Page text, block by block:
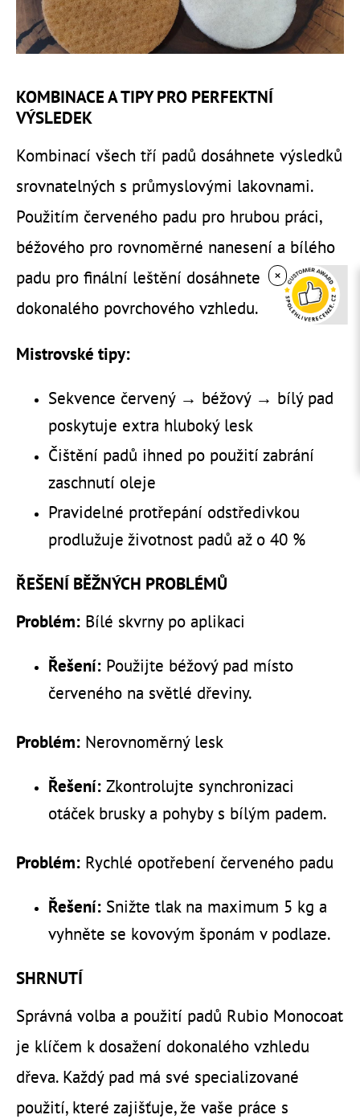
KOMBINACE A TIPY PRO PERFEKTNÍ
VÝSLEDEK
Kombinací všech tří padů dosáhnete výsledků
srovnatelných s průmyslovými lakovnami.
Použitím červeného padu pro hrubou práci,
béžového pro rovnoměrné nanesení a bílého
padu pro finální leštění dosáhnete
dokonalého povrchového vzhledu.
Mistrovské tipy:
Sekvence červený → béžový → bílý pad
poskytuje extra hluboký lesk
Čištění padů ihned po použití zabrání
zaschnutí oleje
Pravidelné protřepání odstředivkou
prodlužuje životnost padů až o 40 %
ŘEŠENÍ BĚŽNÝCH PROBLÉMŮ
Problém: Bílé skvrny po aplikaci
Řešení: Použijte béžový pad místo
červeného na světlé dřeviny.
Problém: Nerovnoměrný lesk
Řešení: Zkontrolujte synchronizaci
otáček brusky a pohyby s bílým padem.
Problém: Rychlé opotřebení červeného padu
Řešení: Snižte tlak na maximum 5 kg a
vyhněte se kovovým šponám v podlaze.
SHRNUTÍ
Správná volba a použití padů Rubio Monocoat
je klíčem k dosažení dokonalého vzhledu
dřeva. Každý pad má své specializované
použití, které zajišťuje, že vaše práce s
×